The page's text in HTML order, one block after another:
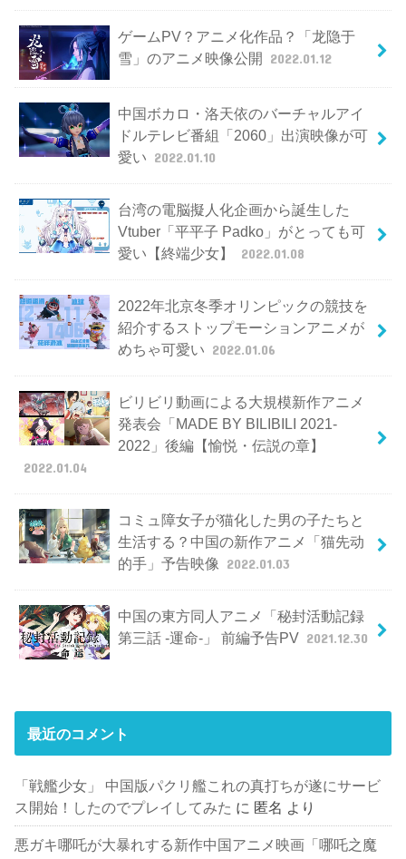
ゲームPV？アニメ化作品？「龙隐于
雪」のアニメ映像公開 2022.01.12
中国ボカロ・洛天依のバーチャルアイ
ドルテレビ番組「2060」出演映像が可
愛い 2022.01.10
台湾の電脳擬人化企画から誕生した
Vtuber「平平子 Padko」がとっても可
愛い【終端少女】
2022.01.08
2022年北京冬季オリンピックの競技を
紹介するストップモーションアニメが
めちゃ可愛い 2022.01.06
ビリビリ動画による大規模新作アニメ
発表会「MADE BY BILIBILI 2021-
2022」後編【愉悦・伝説の章】
2022.01.04
コミュ障女子が猫化した男の子たちと
生活する？中国の新作アニメ「猫先动
的手」予告映像
2022.01.03
中国の東方同人アニメ「秘封活動記録
第三話 -運命-」 前編予告PV 2021.12.30
最近のコメント
「戦艦少女」 中国版パクリ艦これの真打ちが遂にサービ
ス開始！したのでプレイしてみた に 匿名 より
悪ガキ哪吒が大暴れする新作中国アニメ映画「哪吒之魔